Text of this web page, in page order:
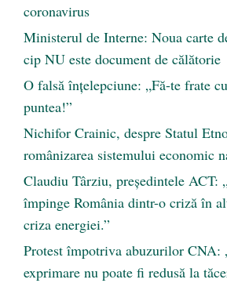
coronavirus
Ministerul de Interne: Noua carte
cip NU este document de călătorie
O falsă înțelepciune: „Fă-te frate
puntea!”
Nichifor Crainic, despre Statul
românizarea sistemului economic
Claudiu Târziu, președintele ACT:
împinge România dintr-o criză în
criza energiei.”
Protest împotriva abuzurilor CNA:
exprimare nu poate fi redusă la